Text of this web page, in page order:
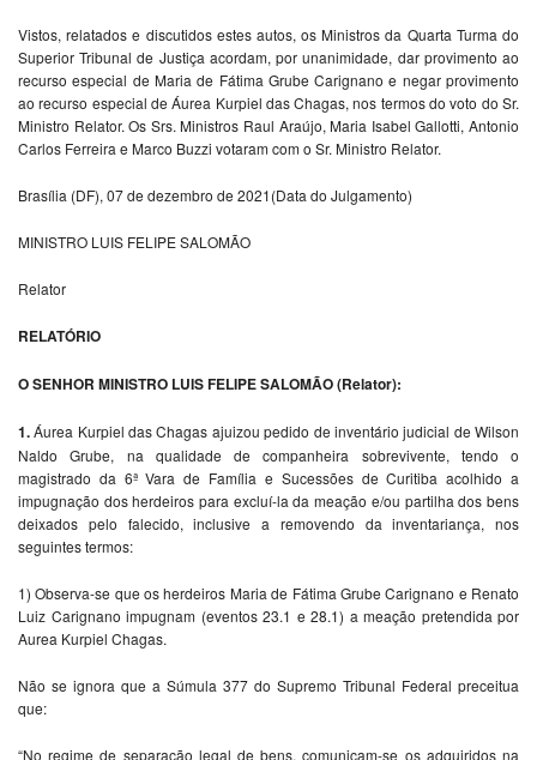
Vistos, relatados e discutidos estes autos, os Ministros da Quarta Turma do
Superior Tribunal de Justiça acordam, por unanimidade, dar provimento ao
recurso especial de Maria de Fátima Grube Carignano e negar provimento
ao recurso especial de Áurea Kurpiel das Chagas, nos termos do voto do Sr.
Ministro Relator. Os Srs. Ministros Raul Araújo, Maria Isabel Gallotti, Antonio
Carlos Ferreira e Marco Buzzi votaram com o Sr. Ministro Relator.
Brasília (DF), 07 de dezembro de 2021(Data do Julgamento)
MINISTRO LUIS FELIPE SALOMÃO
Relator
RELATÓRIO
O SENHOR MINISTRO LUIS FELIPE SALOMÃO (Relator):
1.Áurea Kurpiel das Chagas ajuizou pedido de inventário judicial de Wilson
Naldo Grube, na qualidade de companheira sobrevivente, tendo o
magistrado da 6ª Vara de Família e Sucessões de Curitiba acolhido a
impugnação dos herdeiros para excluí-la da meação e/ou partilha dos bens
deixados pelo falecido, inclusive a removendo da inventariança, nos
seguintes termos:
1) Observa-se que os herdeiros Maria de Fátima Grube Carignano e Renato
Luiz Carignano impugnam (eventos 23.1 e 28.1) a meação pretendida por
Aurea Kurpiel Chagas.
Não se ignora que a Súmula 377 do Supremo Tribunal Federal preceitua
que:
“No regime de separação legal de bens, comunicam-se os adquiridos na